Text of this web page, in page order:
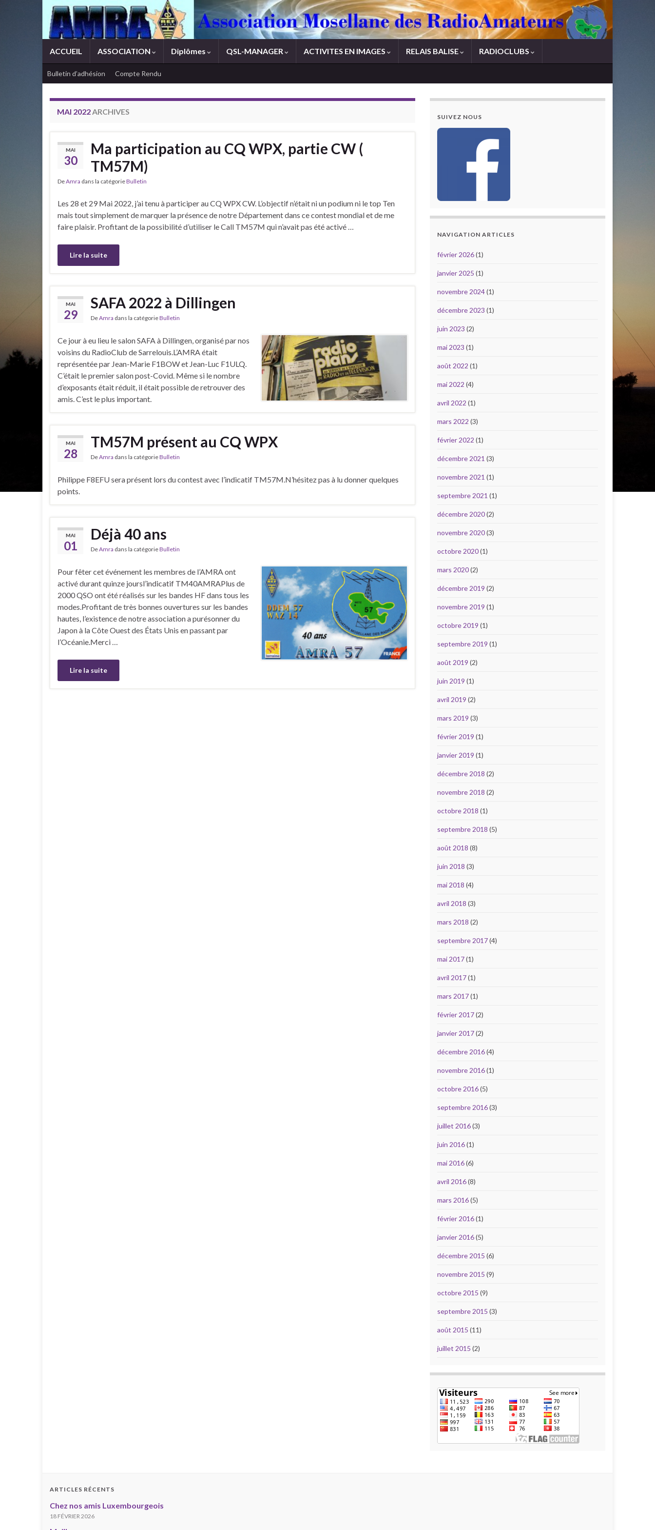
ACCUEIL ASSOCIATION Diplômes QSL-MANAGER ACTIVITES EN IMAGES RELAIS BALISE RADIOCLUBS
Bulletin d’adhésion Compte Rendu
MAI 2022ARCHIVES
MAI
30
Ma participation au CQ WPX, partie CW (
TM57M)
DeAmra dans la catégorieBulletin
Les 28 et 29 Mai 2022, j’ai tenu à participer au CQ WPX CW. L’objectif n’était ni un podium ni le top Ten
mais tout simplement de marquer la présence de notre Département dans ce contest mondial et de me
faire plaisir. Profitant de la possibilité d’utiliser le Call TM57M qui n’avait pas été activé …
Lire la suite
MAI
29
SAFA 2022 à Dillingen
DeAmra dans la catégorieBulletin
Ce jour à eu lieu le salon SAFA à Dillingen, organisé par nos
voisins du RadioClub de Sarrelouis.L’AMRA était
représentée par Jean-Marie F1BOW et Jean-Luc F1ULQ.
C’était le premier salon post-Covid. Même si le nombre
d’exposants était réduit, il était possible de retrouver des
amis. C’est le plus important.
MAI
28
TM57M présent au CQ WPX
DeAmra dans la catégorieBulletin
Philippe F8EFU sera présent lors du contest avec l’indicatif TM57M.N’hésitez pas à lu donner quelques
points.
MAI
01
Déjà 40 ans
DeAmra dans la catégorieBulletin
Pour fêter cet événement les membres de l’AMRA ont
activé durant quinze joursl’indicatif TM40AMRAPlus de
2000 QSO ont été réalisés sur les bandes HF dans tous les
modes.Profitant de très bonnes ouvertures sur les bandes
hautes, l’existence de notre association a purésonner du
Japon à la Côte Ouest des États Unis en passant par
l’Océanie.Merci …
Lire la suite
SUIVEZ NOUS
NAVIGATION ARTICLES
février 2026(1)
janvier 2025 (1)
novembre 2024(1)
décembre 2023 (1)
juin 2023 (2)
mai 2023 (1)
août 2022 (1)
mai 2022 (4)
avril 2022 (1)
mars 2022 (3)
février 2022 (1)
décembre 2021 (3)
novembre 2021 (1)
septembre 2021 (1)
décembre 2020(2)
novembre 2020(3)
octobre 2020(1)
mars 2020(2)
décembre 2019 (2)
novembre 2019 (1)
octobre 2019 (1)
septembre 2019 (1)
août 2019 (2)
juin 2019 (1)
avril 2019 (2)
mars 2019 (3)
février 2019 (1)
janvier 2019 (1)
décembre 2018 (2)
novembre 2018 (2)
octobre 2018 (1)
septembre 2018 (5)
août 2018 (8)
juin 2018 (3)
mai 2018 (4)
avril 2018 (3)
mars 2018 (2)
septembre 2017(4)
mai 2017(1)
avril 2017(1)
mars 2017(1)
février 2017(2)
janvier 2017(2)
décembre 2016(4)
novembre 2016(1)
octobre 2016(5)
septembre 2016(3)
juillet 2016(3)
juin 2016(1)
mai 2016(6)
avril 2016(8)
mars 2016(5)
février 2016(1)
janvier 2016(5)
décembre 2015 (6)
novembre 2015 (9)
octobre 2015 (9)
septembre 2015 (3)
août 2015 (11)
juillet 2015 (2)
ARTICLES RÉCENTS
Chez nos amis Luxembourgeois
18 FÉVRIER 2026